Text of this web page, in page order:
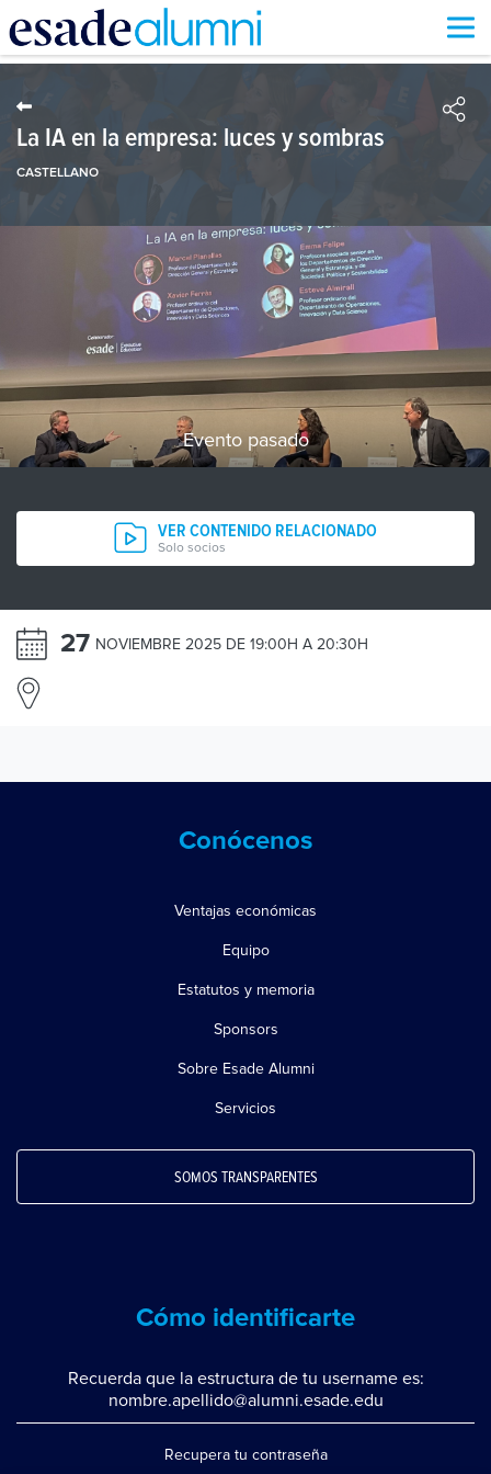
Pasar
contenido
principal
La IA en la empresa: luces y sombras
CASTELLANO
Evento pasado
VER CONTENIDO RELACIONADO
Solo socios
27 NOVIEMBRE 2025 DE 19:00H A 20:30H
Conócenos
Ventajas económicas
Equipo
Estatutos y memoria
Sponsors
Sobre Esade Alumni
Servicios
SOMOS TRANSPARENTES
Cómo identificarte
Recuerda que la estructura de tu username es:
nombre.apellido@alumni.esade.edu
Recupera tu contraseña